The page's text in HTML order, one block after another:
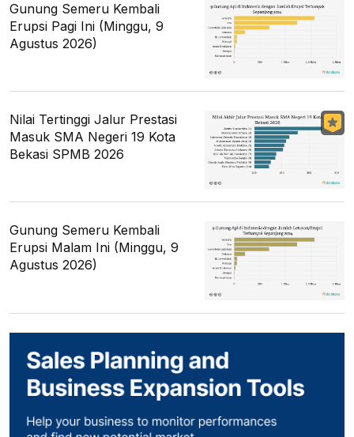
Gunung Semeru Kembali
Erupsi Pagi Ini (Minggu, 9
Agustus 2026)
Nilai Tertinggi Jalur Prestasi
Masuk SMA Negeri 19 Kota
Bekasi SPMB 2026
Gunung Semeru Kembali
Erupsi Malam Ini (Minggu, 9
Agustus 2026)